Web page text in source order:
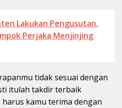
Lakukan Pengusutan,
Perjaka Menjinjing
tidak sesuai dengan
itulah takdir terbaik
kamu terima dengan